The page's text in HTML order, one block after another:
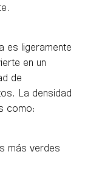
es ligeramente
en un
de
La densidad
como:
más verdes